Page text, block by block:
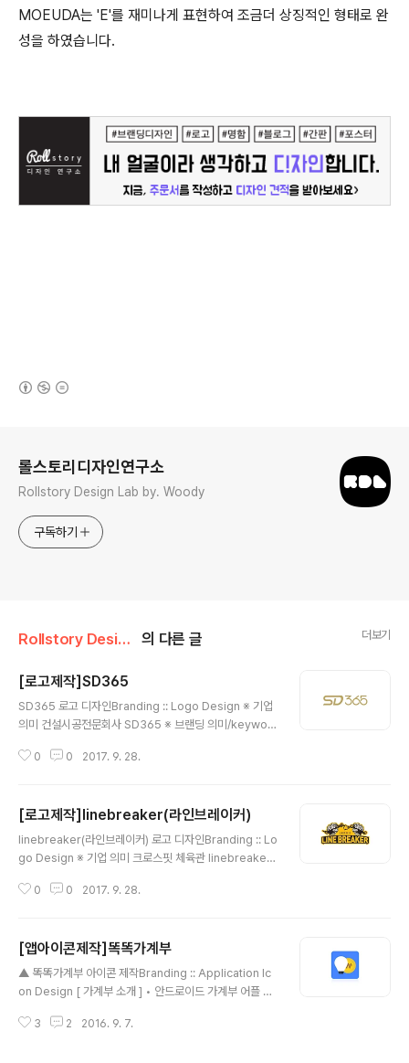
MOEUDA는 'E'를 재미나게 표현하여 조금더 상징적인 형태로 완
성을 하였습니다.
롤스토리디자인연구소
Rollstory Design Lab by. Woody
구독하기
Rollstory Design/9月 - September 의 다른 글 더보기
[로고제작]SD365
SD365 로고 디자인Branding :: Logo Design ※ 기업
의미 건설시공전문회사 SD365 ※ 브랜딩 의미/keywor
대'의 심볼을 형상화 하여 무한한 가치의 의미를 담았습니
0 0 2017. 9. 28.
[로고제작]linebreaker(라인브레이커)
linebreaker(라인브레이커) 로고 디자인Branding :: Lo
go Design ※ 기업 의미 크로스핏 체육관 linebreaker
핏, 강인함, 체인, 남성적 강인한 느낌을 표현하기 위해 '골
0 0 2017. 9. 28.
[앱아이콘제작]똑똑가계부
▲ 똑똑가계부 아이콘 제작Branding :: Application Ic
on Design [ 가계부 소개 ] • 안드로이드 가계부 어플 중
드나 은행 내역 문자 자동 입력을 지원 • 알뜰한 소비 생활
3 2 2016. 9. 7.